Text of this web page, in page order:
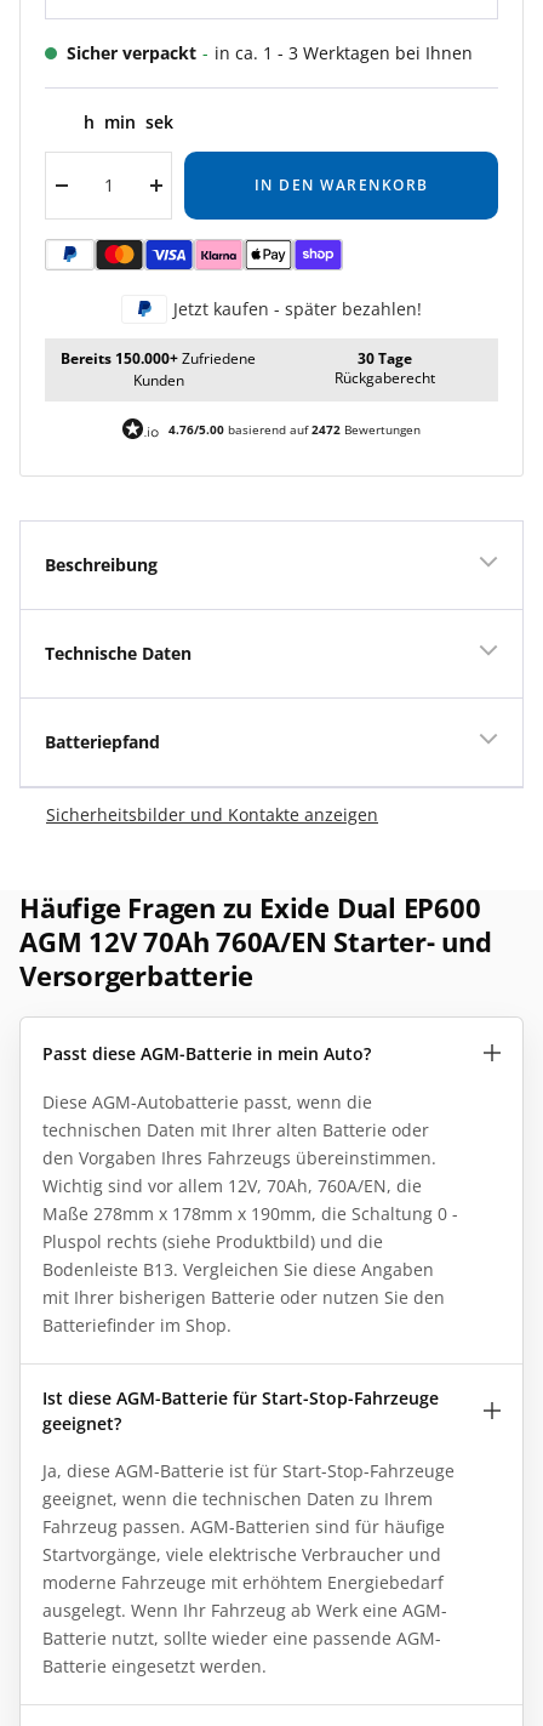
Sicher verpackt - in ca. 1 - 3 Werktagen bei Ihnen
h min sek
Menge
verringern
Menge
erhöhen
IN DEN WARENKORB
Jetzt kaufen - später bezahlen!
Bereits 150.000+Zufriedene
Kunden
30 Tage
Rückgaberecht
4.76/5.00 basierend auf2472 Bewertungen
Beschreibung
Technische Daten
Batteriepfand
Sicherheitsbilder und Kontakte anzeigen
Häufige Fragen zu Exide Dual EP600
AGM 12V 70Ah 760A/EN Starter- und
Versorgerbatterie
Passt diese AGM-Batterie in mein Auto?
Diese AGM-Autobatterie passt, wenn die
technischen Daten mit Ihrer alten Batterie oder
den Vorgaben Ihres Fahrzeugs übereinstimmen.
Wichtig sind vor allem 12V, 70Ah, 760A/EN, die
Maße 278mm x 178mm x 190mm, die Schaltung 0 -
Pluspol rechts (siehe Produktbild) und die
Bodenleiste B13. Vergleichen Sie diese Angaben
mit Ihrer bisherigen Batterie oder nutzen Sie den
Batteriefinder im Shop.
Ist diese AGM-Batterie für Start-Stop-Fahrzeuge
geeignet?
Ja, diese AGM-Batterie ist für Start-Stop-Fahrzeuge
geeignet, wenn die technischen Daten zu Ihrem
Fahrzeug passen. AGM-Batterien sind für häufige
Startvorgänge, viele elektrische Verbraucher und
moderne Fahrzeuge mit erhöhtem Energiebedarf
ausgelegt. Wenn Ihr Fahrzeug ab Werk eine AGM-
Batterie nutzt, sollte wieder eine passende AGM-
Batterie eingesetzt werden.